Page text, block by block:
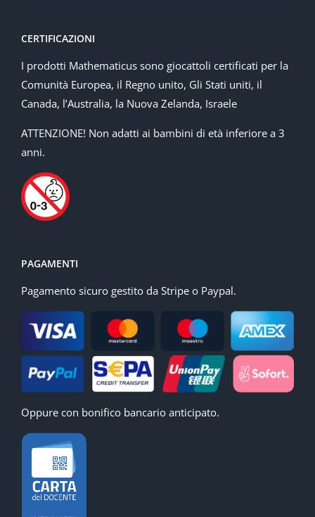
CERTIFICAZIONI
I prodotti Mathematicus sono giocattoli certificati per la
Comunità Europea, il Regno unito, Gli Stati uniti, il
Canada, l’Australia, la Nuova Zelanda, Israele
ATTENZIONE! Non adatti ai bambini di età inferiore a 3
anni.
PAGAMENTI
Pagamento sicuro gestito da Stripe o Paypal.
Oppure con bonifico bancario anticipato.